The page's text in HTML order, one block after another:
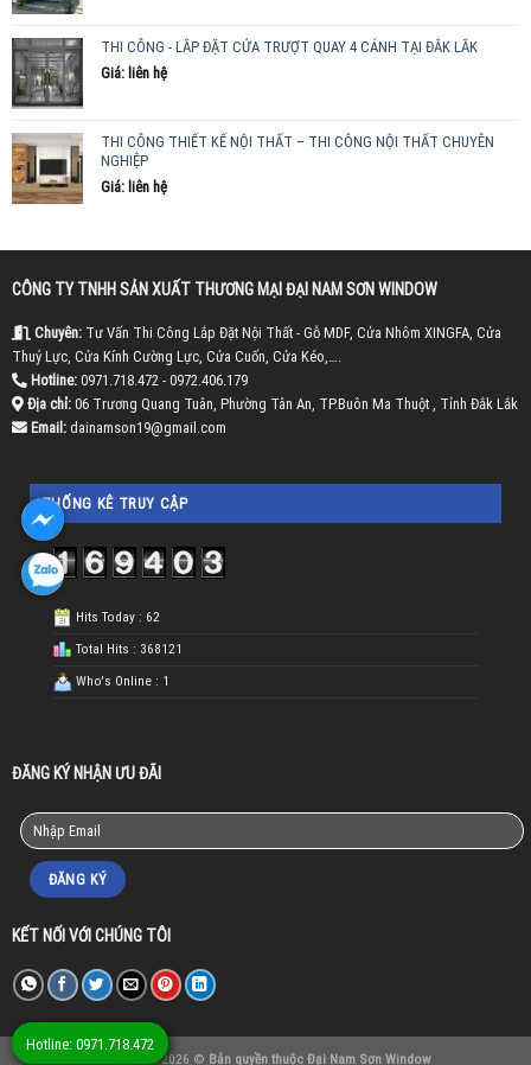
Hotline: 0971.718.472
THI CÔNG - LẮP ĐẶT CỬA TRƯỢT QUAY 4 CÁNH TẠI ĐẮK LẮK
Giá: liên hệ
THI CÔNG THIẾT KẾ NỘI THẤT – THI CÔNG NỘI THẤT CHUYÊN
NGHIỆP
Giá: liên hệ
CÔNG TY TNHH SẢN XUẤT THƯƠNG MẠI ĐẠI NAM SƠN WINDOW
Chuyên:Tư Vấn Thi Công Lắp Đặt Nội Thất - Gỗ MDF, Cửa Nhôm XINGFA, Cửa
Thuỷ Lực, Cửa Kính Cường Lực, Cửa Cuốn, Cửa Kéo,….
Hotline:0971.718.472 - 0972.406.179
Địa chỉ:06 Trương Quang Tuân, Phường Tân An, TP.Buôn Ma Thuột , Tỉnh Đắk Lắk
Email:dainamson19@gmail.com
THỐNG KÊ TRUY CẬP
Hits Today : 62
Total Hits : 368121
Who's Online : 1
ĐĂNG KÝ NHẬN ƯU ĐÃI
KẾT NỐI VỚI CHÚNG TÔI
Copyright 2026 © Bản quyền thuộc Đại Nam Sơn Window